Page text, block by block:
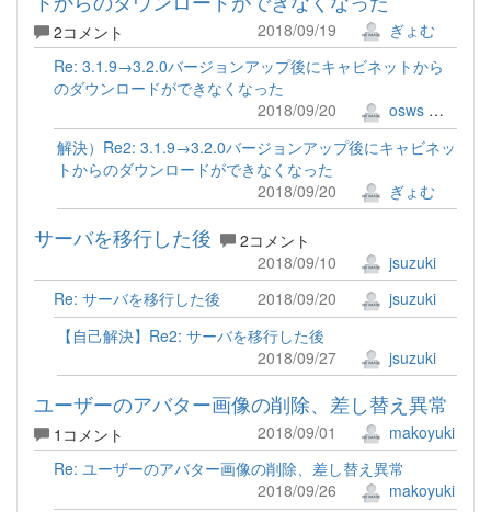
2コメント 2018/09/19
ぎょむ
Re: 3.1.9→3.2.0バージョンアップ後にキャビネットから
のダウンロードができなくなった
2018/09/20
osws 牟田口 満
解決）Re2: 3.1.9→3.2.0バージョンアップ後にキャビネッ
トからのダウンロードができなくなった
2018/09/20
ぎょむ
サーバを移行した後
2コメント
2018/09/10
jsuzuki
Re: サーバを移行した後
2018/09/20
jsuzuki
【自己解決】Re2: サーバを移行した後
2018/09/27
jsuzuki
ユーザーのアバター画像の削除、差し替え異常
1コメント 2018/09/01
makoyuki
Re: ユーザーのアバター画像の削除、差し替え異常
2018/09/26
makoyuki